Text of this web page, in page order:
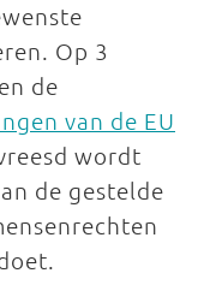
Op 3
de
van de EU
wordt
de gestelde